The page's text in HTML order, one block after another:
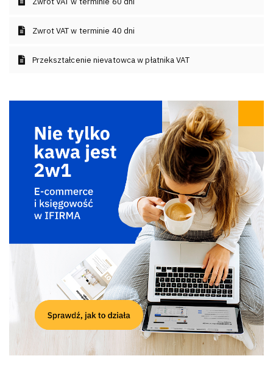
Zwrot VAT w terminie 40 dni
Przekształcenie nievatowca w płatnika VAT